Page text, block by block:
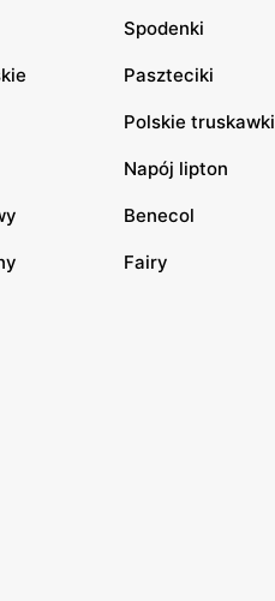
Spodenki
Paszteciki
Polskie truskawki
Napój lipton
Benecol
Fairy